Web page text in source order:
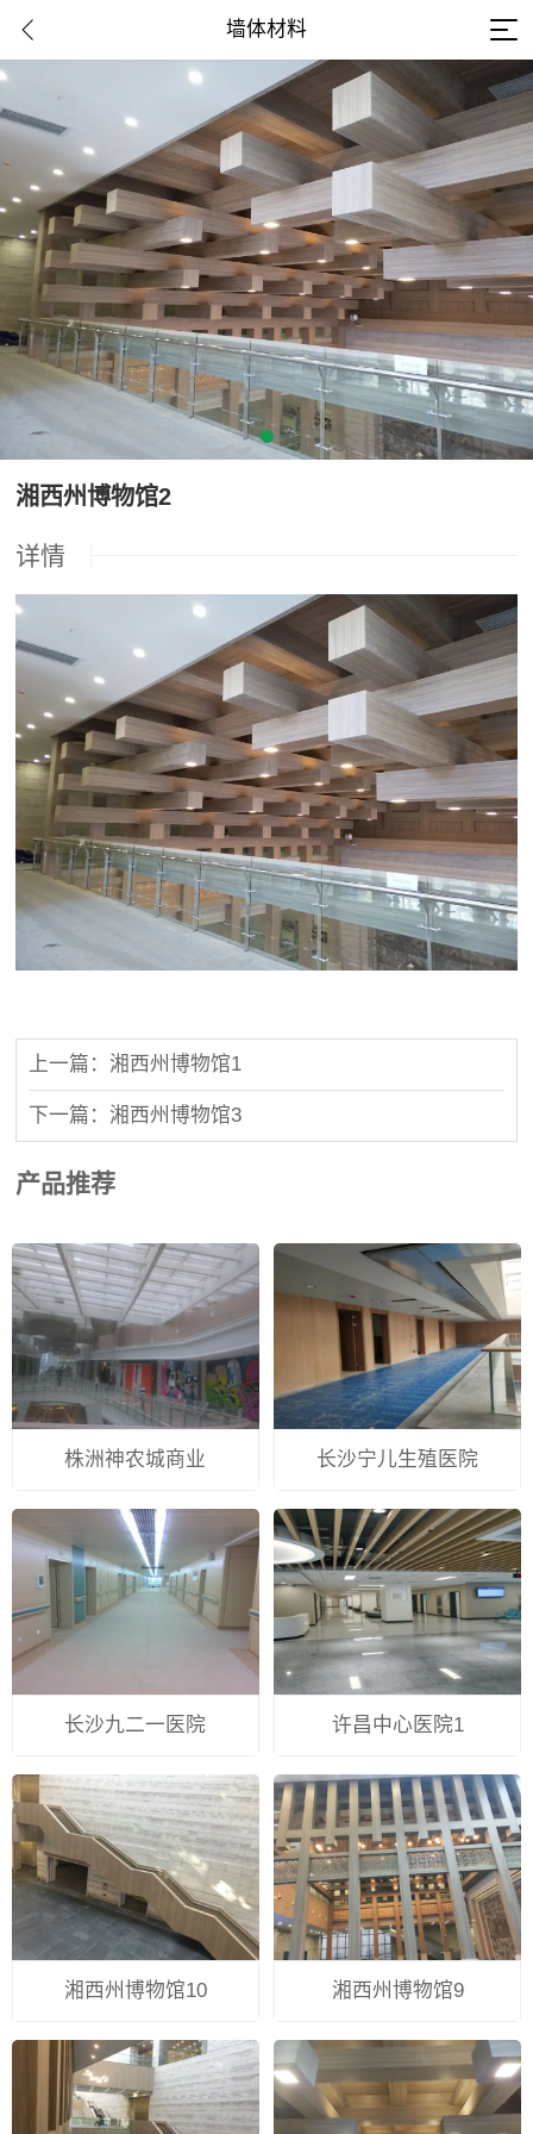
墙体材料
湘西州博物馆2
详情
上一篇：湘西州博物馆1
下一篇：湘西州博物馆3
产品推荐
株洲神农城商业 长沙宁儿生殖医院
长沙九二一医院 许昌中心医院1
湘西州博物馆10 湘西州博物馆9